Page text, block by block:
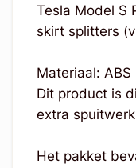
Tesla Model S
skirt splitters
Materiaal: ABS
Dit product is
extra
Het pakket